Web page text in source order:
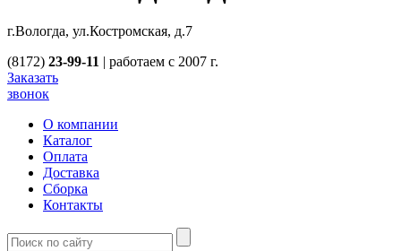
г.Вологда, ул.Костромская, д.7
(8172) 23-99-11 | работаем с 2007 г.
Заказать
звонок
О компании
Каталог
Оплата
Доставка
Сборка
Контакты